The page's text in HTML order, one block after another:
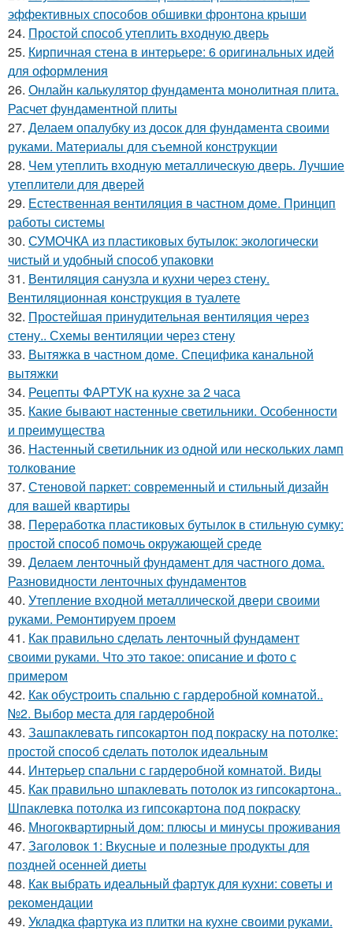
эффективных способов обшивки фронтона крыши
24. Простой способ утеплить входную дверь
25. Кирпичная стена в интерьере: 6 оригинальных идей
для оформления
26. Онлайн калькулятор фундамента монолитная плита.
Расчет фундаментной плиты
27. Делаем опалубку из досок для фундамента своими
руками. Материалы для съемной конструкции
28. Чем утеплить входную металлическую дверь. Лучшие
утеплители для дверей
29. Естественная вентиляция в частном доме. Принцип
работы системы
30. СУМОЧКА из пластиковых бутылок: экологически
чистый и удобный способ упаковки
31. Вентиляция санузла и кухни через стену.
Вентиляционная конструкция в туалете
32. Простейшая принудительная вентиляция через
стену.. Схемы вентиляции через стену
33. Вытяжка в частном доме. Специфика канальной
вытяжки
34. Рецепты ФАРТУК на кухне за 2 часа
35. Какие бывают настенные светильники. Особенности
и преимущества
36. Настенный светильник из одной или нескольких ламп
толкование
37. Стеновой паркет: современный и стильный дизайн
для вашей квартиры
38. Переработка пластиковых бутылок в стильную сумку:
простой способ помочь окружающей среде
39. Делаем ленточный фундамент для частного дома.
Разновидности ленточных фундаментов
40. Утепление входной металлической двери своими
руками. Ремонтируем проем
41. Как правильно сделать ленточный фундамент
своими руками. Что это такое: описание и фото с
примером
42. Как обустроить спальню с гардеробной комнатой..
№2. Выбор места для гардеробной
43. Зашпаклевать гипсокартон под покраску на потолке:
простой способ сделать потолок идеальным
44. Интерьер спальни с гардеробной комнатой. Виды
45. Как правильно шпаклевать потолок из гипсокартона..
Шпаклевка потолка из гипсокартона под покраску
46. Многоквартирный дом: плюсы и минусы проживания
47. Заголовок 1: Вкусные и полезные продукты для
поздней осенней диеты
48. Как выбрать идеальный фартук для кухни: советы и
рекомендации
49. Укладка фартука из плитки на кухне своими руками.